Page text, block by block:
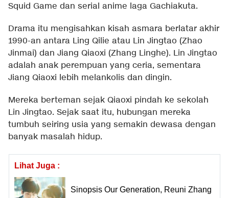
Squid Game dan serial anime laga Gachiakuta.
Drama itu mengisahkan kisah asmara berlatar akhir
1990-an antara Ling Qilie atau Lin Jingtao (Zhao
Jinmai) dan Jiang Qiaoxi (Zhang Linghe). Lin Jingtao
adalah anak perempuan yang ceria, sementara
Jiang Qiaoxi lebih melankolis dan dingin.
Mereka berteman sejak Qiaoxi pindah ke sekolah
Lin Jingtao. Sejak saat itu, hubungan mereka
tumbuh seiring usia yang semakin dewasa dengan
banyak masalah hidup.
Lihat Juga :
Sinopsis Our Generation, Reuni Zhang